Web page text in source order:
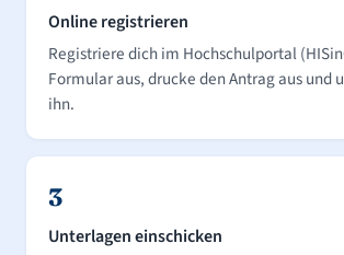
Online registrieren
Registriere dich im Hochschulportal
Formular aus, drucke den Antrag aus und
ihn.
3
Unterlagen einschicken